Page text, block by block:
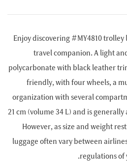
Enjoy discovering #MY4810
travel companion. A light
polycarbonate with black leather
friendly, with four wheels, a
organization with several
21 cm (volume 34 L) and is
However, as size and weight
luggage often vary between
regulations